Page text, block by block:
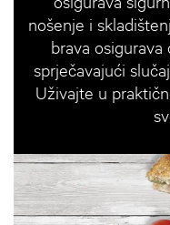
nošenje i
brava osigurava
sprječavajući
Uživajte u